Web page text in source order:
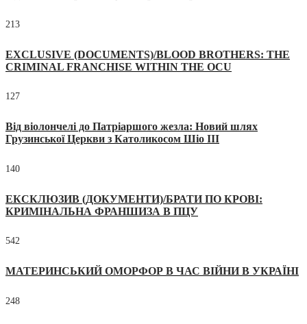
213
EXCLUSIVE (DOCUMENTS)/BLOOD BROTHERS: THE
CRIMINAL FRANCHISE WITHIN THE OCU
127
Від віолончелі до Патріаршого жезла: Новий шлях
Грузинської Церкви з Католикосом Шіо III
140
ЕКСКЛЮЗИВ (ДОКУМЕНТИ)/БРАТИ ПО КРОВІ:
КРИМІНАЛЬНА ФРАНШИЗА В ПЦУ
542
МАТЕРИНСЬКИЙ ОМОРФОР В ЧАС ВІЙНИ В УКРАЇНІ
248